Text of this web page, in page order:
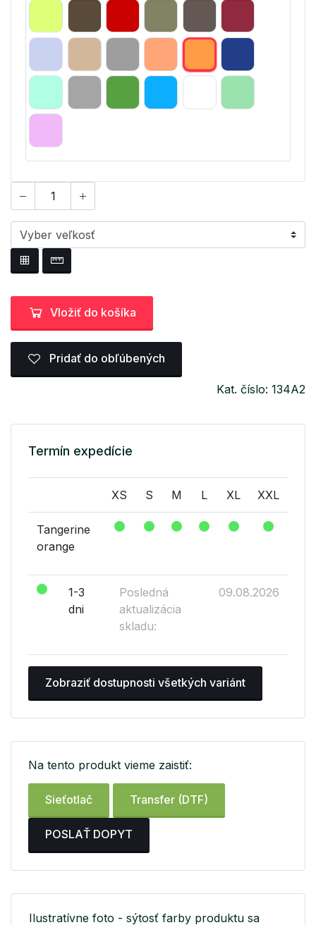
Vložiť do košíka
Pridať do obľúbených
Kat. číslo: 134A2
Termín expedície
XS S M L XL XXL
Tangerine
orange
1-3
dni
Posledná
aktualizácia
skladu:
09.08.2026
Zobraziť dostupnosti všetkých variánt
Na tento produkt vieme zaistiť:
Sieťotlač Transfer (DTF)
POSLAŤ DOPYT
Ilustratívne foto - sýtosť farby produktu sa